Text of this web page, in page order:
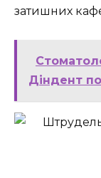
затишних
Діндент